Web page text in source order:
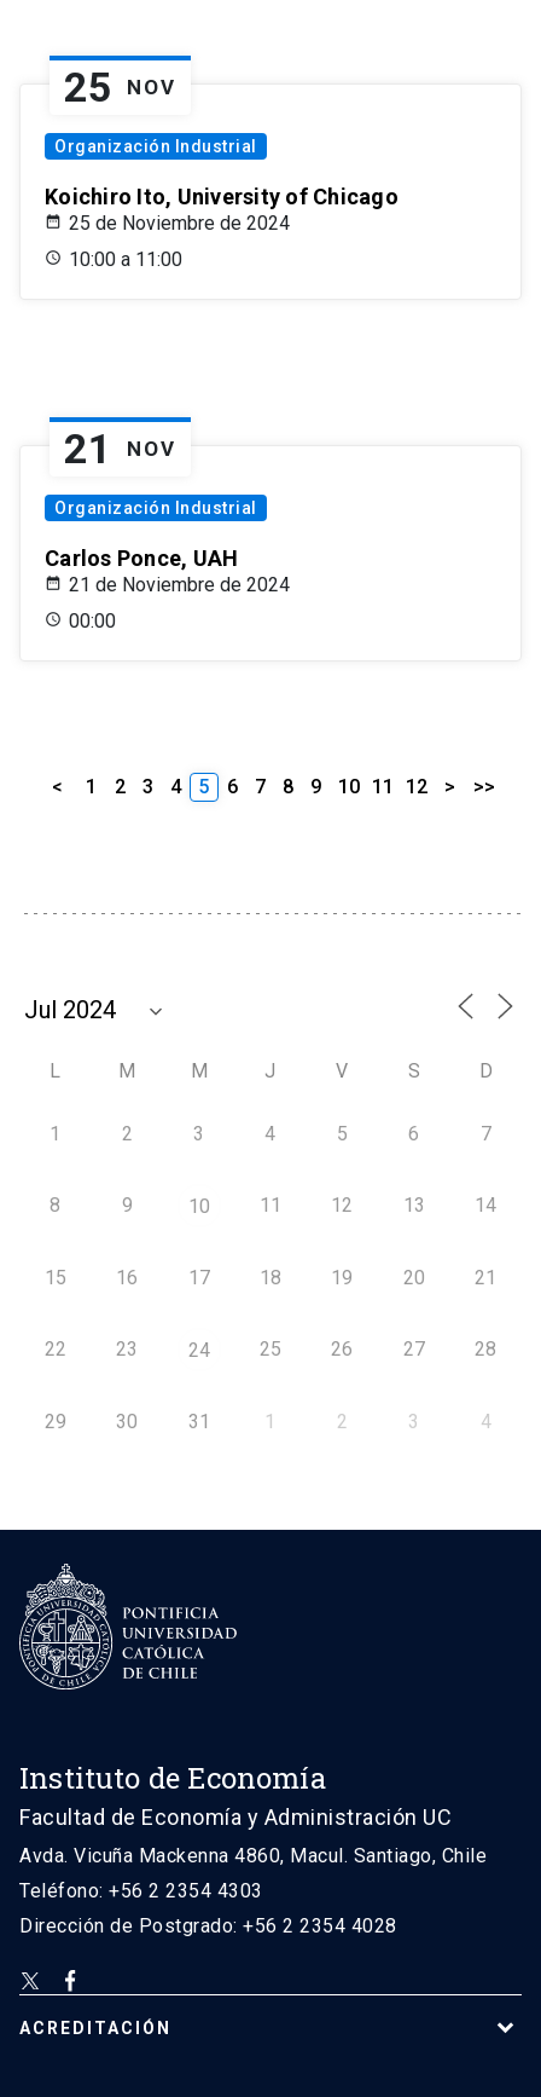
25 NOV
Organización Industrial
Koichiro Ito, University of Chicago
25 de Noviembre de 2024
10:00 a 11:00
21 NOV
Organización Industrial
Carlos Ponce, UAH
21 de Noviembre de 2024
00:00
< 1 2 3 4 5 6 7 8 9 10 11 12 > >>
L M M J V S D
1 2 3 4 5 6 7
8 9 10 11 12 13 14
15 16 17 18 19 20 21
22 23 24 25 26 27 28
29 30 31 1 2 3 4
Instituto de Economía
Facultad de Economía y Administración UC
Avda. Vicuña Mackenna 4860, Macul. Santiago, Chile
Teléfono: +56 2 2354 4303
Dirección de Postgrado: +56 2 2354 4028
ACREDITACIÓN